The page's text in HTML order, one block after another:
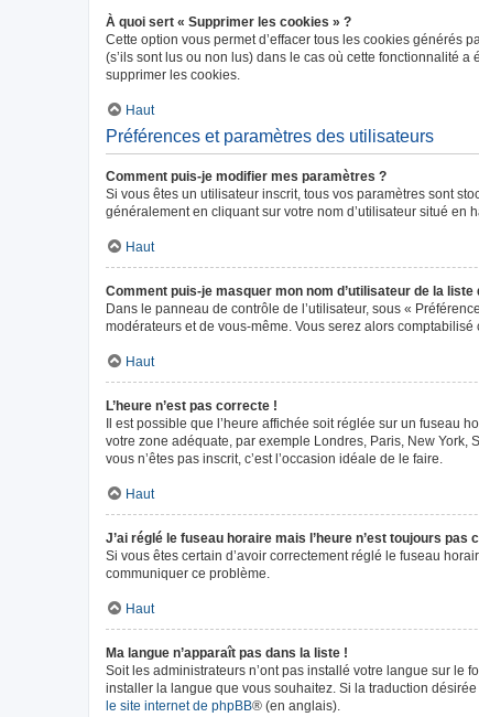
À quoi sert « Supprimer les cookies » ?
Cette option vous permet d’effacer tous les cookies générés
(s’ils sont lus ou non lus) dans le cas où cette fonctionnalité
supprimer les cookies.
Haut
Préférences et paramètres des utilisateurs
Comment puis-je modifier mes paramètres ?
Si vous êtes un utilisateur inscrit, tous vos paramètres sont
généralement en cliquant sur votre nom d’utilisateur situé en
Haut
Comment puis-je masquer mon nom d’utilisateur de la
Dans le panneau de contrôle de l’utilisateur, sous «
modérateurs et de vous-même. Vous serez alors comptabilisé
Haut
L’heure n’est pas correcte !
Il est possible que l’heure affichée soit réglée sur un fuseau
votre zone adéquate, par exemple Londres, Paris, New York,
vous n’êtes pas inscrit, c’est l’occasion idéale de le faire.
Haut
J’ai réglé le fuseau horaire mais l’heure n’est toujours pas
Si vous êtes certain d’avoir correctement réglé le fuseau
communiquer ce problème.
Haut
Ma langue n’apparaît pas dans la liste !
Soit les administrateurs n’ont pas installé votre langue sur le
installer la langue que vous souhaitez. Si la traduction
le site internet de phpBB® (en anglais).